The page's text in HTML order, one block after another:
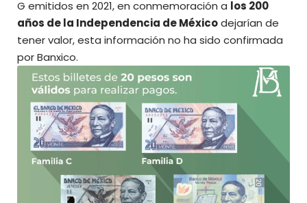
G emitidos en 2021, en conmemoración a los 200
años de la Independencia de Méxicodejarían de
tener valor, esta información no ha sido confirmada
porBanxico.